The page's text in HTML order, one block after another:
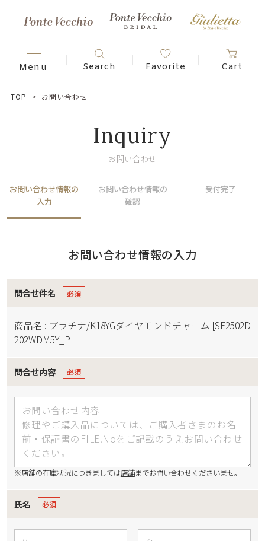
TOP お問い合わせ
Inquiry
お問い合わせ
お問い合わせ情報の
入力
お問い合わせ情報の
確認
受付完了
お問い合わせ情報の入力
問合せ件名
商品名 : プラチナ/K18YGダイヤモンドチャーム [SF2502D
202WDM5Y_P]
問合せ内容
※店舗の在庫状況につきましては店舗までお問い合わせくださいませ。
氏名